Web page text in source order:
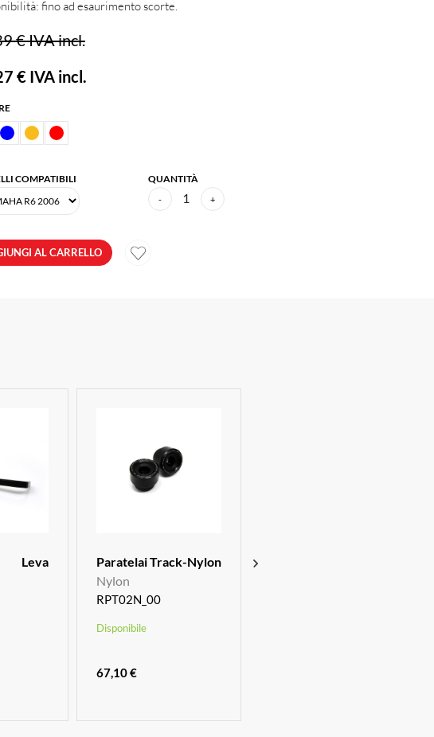
fino ad esaurimento scorte.
€IVA incl.
€IVA incl.
COMPATIBILI QUANTITÀ
- 1 +
AL CARRELLO
Leva
Paratelai Track-Nylon
Nylon
RPT02N_00
Disponibile
67,10 €